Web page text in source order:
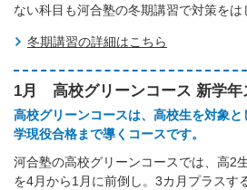
ない科目も河合塾の冬期講習で対策をは
冬期講習の詳細はこちら
1月 高校グリーンコース 新学年
高校グリーンコースは、高校生を対象
学現役合格まで導くコースです。
河合塾の高校グリーンコースでは、高2
を4月から1月に前倒し。3カ月プラスす